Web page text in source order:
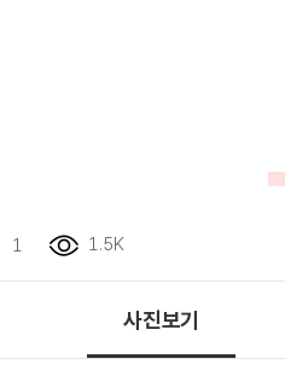
1 1.5K
사진보기